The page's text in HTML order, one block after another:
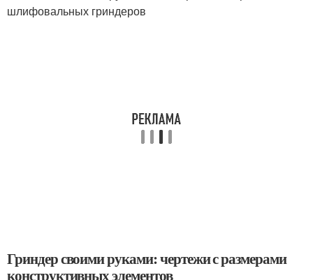
шлифовальных гриндеров
Гриндер своими руками: чертежи с размерами
конструктивных элементов